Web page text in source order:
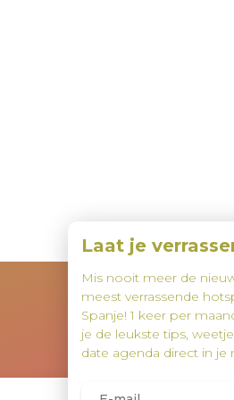
Laat je
Mis nooit meer de
meest verrassende
Spanje! 1 keer per
je de leukste tips,
date agenda direct in je